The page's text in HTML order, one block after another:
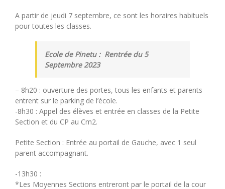
A partir de jeudi 7 septembre, ce sont les horaires habituels
pour toutes les classes.
Ecole de Pinetu : Rentrée du 5
Septembre 2023
– 8h20 : ouverture des portes, tous les enfants et parents
entrent sur le parking de l’école.
-8h30 : Appel des élèves et entrée en classes de la Petite
Section et du CP au Cm2.
Petite Section : Entrée au portail de Gauche, avec 1 seul
parent accompagnant.
-13h30 :
*Les Moyennes Sections entreront par le portail de la cour